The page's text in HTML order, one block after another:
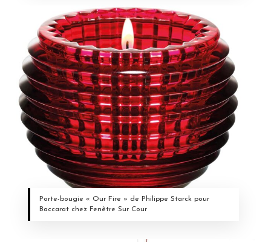
Porte-bougie « Our Fire » de Philippe Starck pour
Baccarat chez Fenêtre Sur Cour